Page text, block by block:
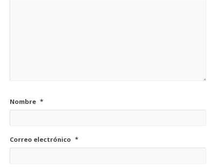
Nombre *
Correo electrónico *